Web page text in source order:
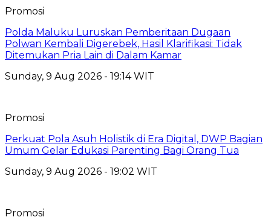
Promosi
Polda Maluku Luruskan Pemberitaan Dugaan
Polwan Kembali Digerebek, Hasil Klarifikasi: Tidak
Ditemukan Pria Lain di Dalam Kamar
Sunday, 9 Aug 2026 - 19:14 WIT
Promosi
Perkuat Pola Asuh Holistik di Era Digital, DWP Bagian
Umum Gelar Edukasi Parenting Bagi Orang Tua
Sunday, 9 Aug 2026 - 19:02 WIT
Promosi